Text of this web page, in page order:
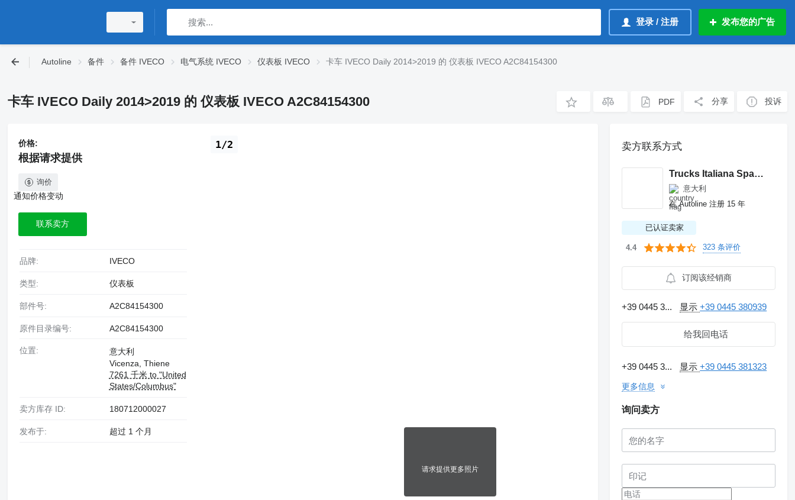
登录 / 注册 发布您的广告
Autoline 备件 备件 IVECO 电气系统 IVECO 仪表板 IVECO 卡车 IVECO Daily 2014>2019 的 仪表板 IVECO A2C84154300
卡车 IVECO Daily 2014>2019 的 仪表板 IVECO A2C84154300 PDF 分享 投诉
请求提供更多照片
1/2
价格:
根据请求提供
询价
通知价格变动
联系卖方
品牌: IVECO
类型: 仪表板
部件号: A2C84154300
原件目录编号: A2C84154300
位置:
意大利
Vicenza, Thiene
7261 千米 to "United
States/Columbus"
卖方库存 ID: 180712000027
发布于: 超过 1 个月
卖方联系方式
Trucks Italiana Spareparts
意大利
在 Autoline 注册 15 年
已认证卖家
4.4 323 条评价
订阅该经销商
+39 0445 3... 显示+39 0445 380939
给我回电话
+39 0445 3... 显示+39 0445 381323
更多信息
询问卖方